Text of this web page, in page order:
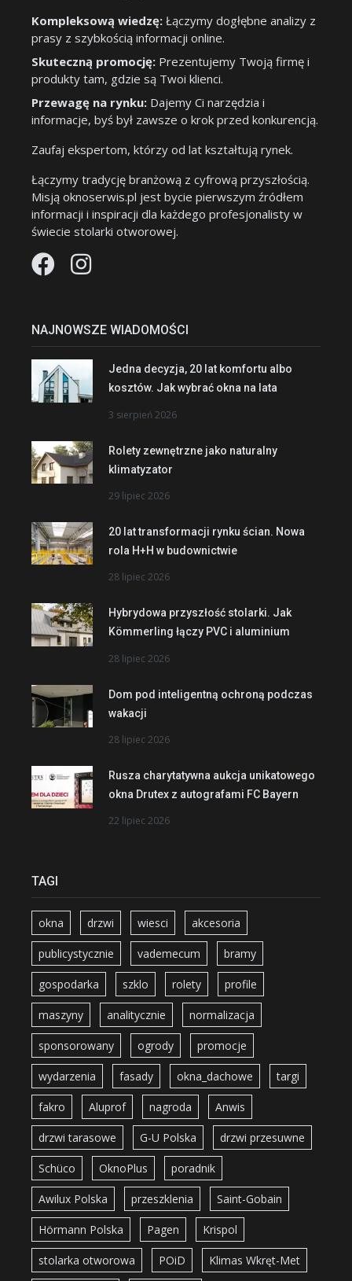
Kompleksową wiedzę: Łączymy dogłębne analizy z
prasy z szybkością informacji online.
Skuteczną promocję: Prezentujemy Twoją firmę i
produkty tam, gdzie są Twoi klienci.
Przewagę na rynku: Dajemy Ci narzędzia i
informacje, byś był zawsze o krok przed konkurencją.
Zaufaj ekspertom, którzy od lat kształtują rynek.
Łączymy tradycję branżową z cyfrową przyszłością.
Misją oknoserwis.pl jest bycie pierwszym źródłem
informacji i inspiracji dla każdego profesjonalisty w
świecie stolarki otworowej.
NAJNOWSZE WIADOMOŚCI
Jedna decyzja, 20 lat komfortu albo
kosztów. Jak wybrać okna na lata
3 sierpień 2026
Rolety zewnętrzne jako naturalny
klimatyzator
29 lipiec 2026
20 lat transformacji rynku ścian. Nowa
rola H+H w budownictwie
28 lipiec 2026
Hybrydowa przyszłość stolarki. Jak
Kömmerling łączy PVC i aluminium
28 lipiec 2026
Dom pod inteligentną ochroną podczas
wakacji
28 lipiec 2026
Rusza charytatywna aukcja unikatowego
okna Drutex z autografami FC Bayern
22 lipiec 2026
TAGI
okna drzwi wiesci akcesoria
publicystycznie vademecum bramy
gospodarka szklo rolety profile
maszyny analitycznie normalizacja
sponsorowany ogrody promocje
wydarzenia fasady okna_dachowe targi
fakro Aluprof nagroda Anwis
drzwi tarasowe G-U Polska drzwi przesuwne
Schüco OknoPlus poradnik
Awilux Polska przeszklenia Saint-Gobain
Hörmann Polska Pagen Krispol
stolarka otworowa POiD Klimas Wkręt-Met